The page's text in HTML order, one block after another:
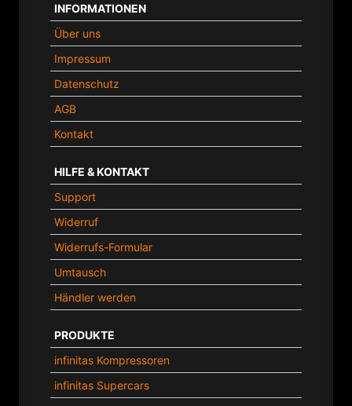
INFORMATIONEN
Über uns
Impressum
Datenschutz
AGB
Kontakt
HILFE & KONTAKT
Support
Widerruf
Widerrufs-Formular
Umtausch
Händler werden
PRODUKTE
infinitas Kompressoren
infinitas Supercars